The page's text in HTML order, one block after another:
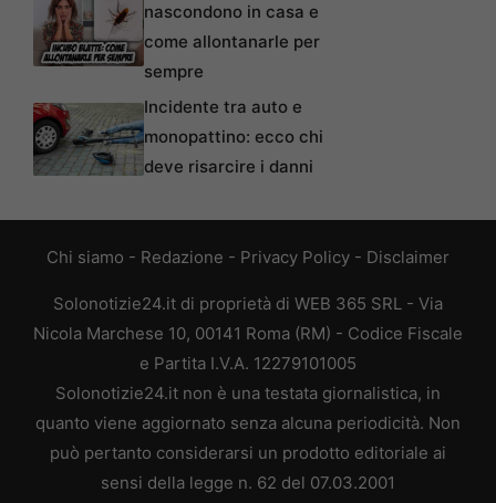
nascondono in casa e
come allontanarle per
sempre
Incidente tra auto e
monopattino: ecco chi
deve risarcire i danni
Chi siamo - Redazione - Privacy Policy - Disclaimer
Solonotizie24.it di proprietà di WEB 365 SRL - Via
Nicola Marchese 10, 00141 Roma (RM) - Codice Fiscale
e Partita I.V.A. 12279101005
Solonotizie24.it non è una testata giornalistica, in
quanto viene aggiornato senza alcuna periodicità. Non
può pertanto considerarsi un prodotto editoriale ai
sensi della legge n. 62 del 07.03.2001